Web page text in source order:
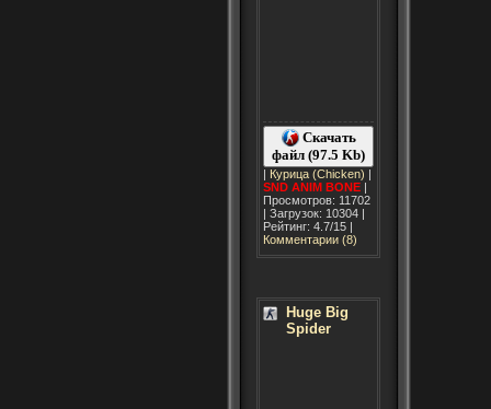
Скачать
файл (97.5 Kb)
| Курица (Chicken) |
SND ANIM BONE |
Просмотров: 11702
| Загрузок: 10304 |
Рейтинг: 4.7/15 |
Комментарии (8)
Huge Big
Spider